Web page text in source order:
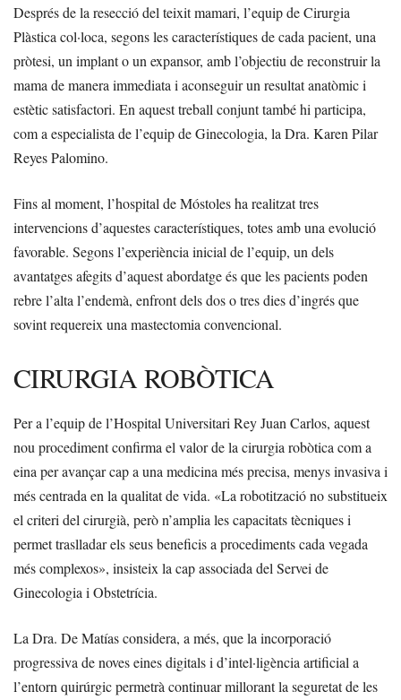
Després de la resecció del teixit mamari, l’equip de Cirurgia
Plàstica col·loca, segons les característiques de cada pacient, una
pròtesi, un implant o un expansor, amb l’objectiu de reconstruir la
mama de manera immediata i aconseguir un resultat anatòmic i
estètic satisfactori. En aquest treball conjunt també hi participa,
com a especialista de l’equip de Ginecologia, la Dra. Karen Pilar
Reyes Palomino.
Fins al moment, l’hospital de Móstoles ha realitzat tres
intervencions d’aquestes característiques, totes amb una evolució
favorable. Segons l’experiència inicial de l’equip, un dels
avantatges afegits d’aquest abordatge és que les pacients poden
rebre l’alta l’endemà, enfront dels dos o tres dies d’ingrés que
sovint requereix una mastectomia convencional.
CIRURGIA ROBÒTICA
Per a l’equip de l’Hospital Universitari Rey Juan Carlos, aquest
nou procediment confirma el valor de la cirurgia robòtica com a
eina per avançar cap a una medicina més precisa, menys invasiva i
més centrada en la qualitat de vida. «La robotització no substitueix
el criteri del cirurgià, però n’amplia les capacitats tècniques i
permet traslladar els seus beneficis a procediments cada vegada
més complexos», insisteix la cap associada del Servei de
Ginecologia i Obstetrícia.
La Dra. De Matías considera, a més, que la incorporació
progressiva de noves eines digitals i d’intel·ligència artificial a
l’entorn quirúrgic permetrà continuar millorant la seguretat de les